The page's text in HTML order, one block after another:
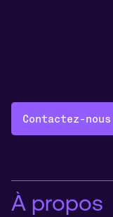
Contactez-nous
À propos